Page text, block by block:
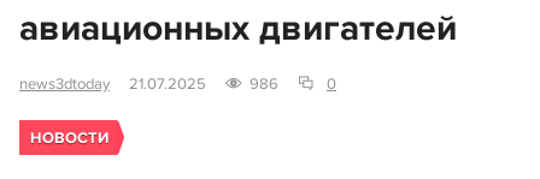
авиационных двигателей
news3dtoday 21.07.2025 986 0
НОВОСТИ